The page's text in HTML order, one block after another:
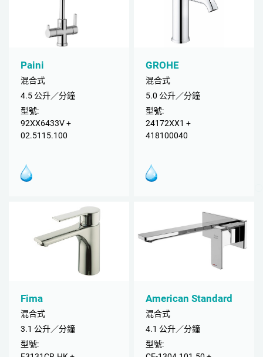
Paini
混合式
4.5 公升／分鐘
型號:
92XX6433V +
02.5115.100
GROHE
混合式
5.0 公升／分鐘
型號:
24172XX1 +
418100040
Fima
混合式
3.1 公升／分鐘
型號:
American Standard
混合式
4.1 公升／分鐘
型號: